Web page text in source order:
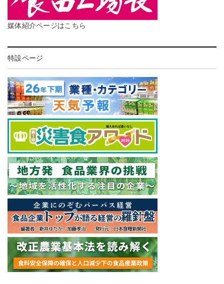
媒体紹介ページはこちら
特設ページ